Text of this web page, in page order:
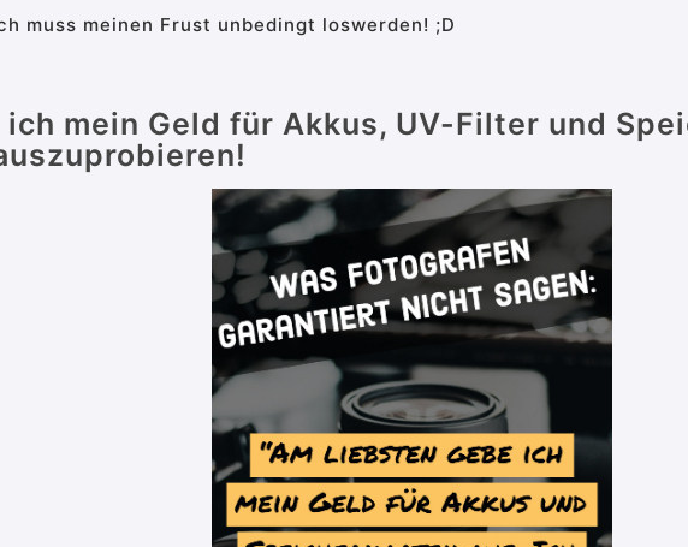
muss meinen Frust unbedingt loswerden! ;D
mein Geld für Akkus, UV-Filter und